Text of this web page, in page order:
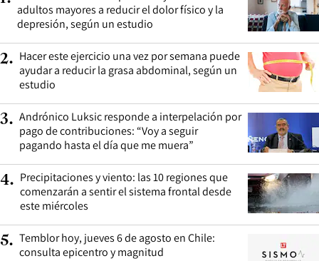
adultos mayores a reducir el dolor físico y la
depresión, según un estudio
2. Hacer este ejercicio una vez por semana puede
ayudar a reducir la grasa abdominal, según un
estudio
3. Andrónico Luksic responde a interpelación por
pago de contribuciones: “Voy a seguir
pagando hasta el día que me muera”
4. Precipitaciones y viento: las 10 regiones que
comenzarán a sentir el sistema frontal desde
este miércoles
5. Temblor hoy, jueves 6 de agosto en Chile:
consulta epicentro y magnitud